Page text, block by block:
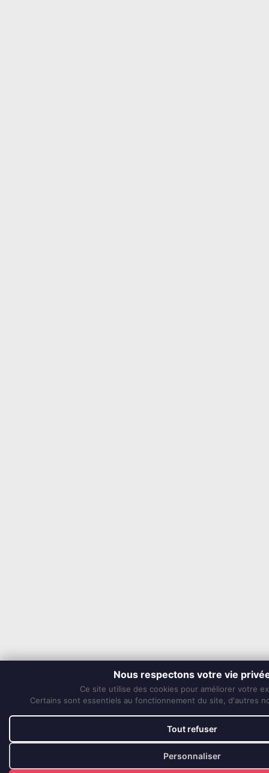
Nous respectons votre vie
Ce site utilise des cookies pour améliorer votre
Certains sont essentiels au fonctionnement du site, d'autres
Tout refuser
Personnaliser